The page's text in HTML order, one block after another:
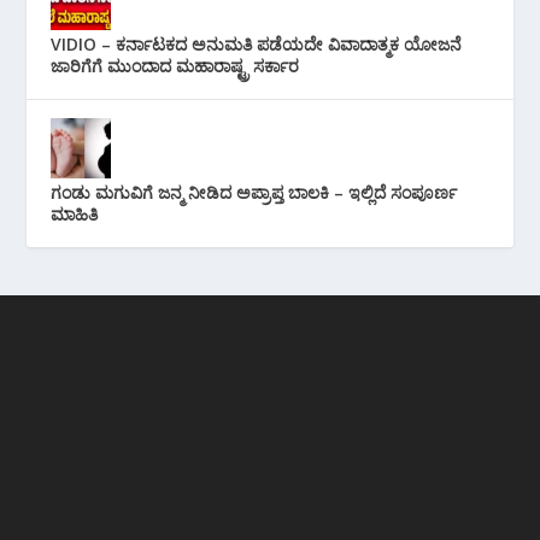
VIDIO – ಕರ್ನಾಟಕದ ಅನುಮತಿ ಪಡೆಯದೇ ವಿವಾದಾತ್ಮಕ ಯೋಜನೆ
ಜಾರಿಗೆಗೆ ಮುಂದಾದ ಮಹಾರಾಷ್ಟ್ರ ಸರ್ಕಾರ
ಗಂಡು ಮಗುವಿಗೆ ಜನ್ಮ ನೀಡಿದ ಅಪ್ರಾಪ್ತ ಬಾಲಕಿ – ಇಲ್ಲಿದೆ ಸಂಪೂರ್ಣ
ಮಾಹಿತಿ